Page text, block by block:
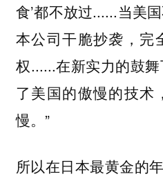
食’都不放过......当美
本公司干脆抄袭，完
权......在新实力的鼓
了美国的傲慢的技术
慢。”
所以在日本最黄金的